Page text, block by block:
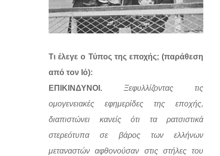
Τι έλεγε ο Τύπος της εποχής; (παράθεση
από τον Ιό):
ΕΠΙΚΙΝΔΥΝΟΙ.
Ξεφυλλίζοντας τις
ομογενειακές εφημερίδες της εποχής,
διαπιστώνει κανείς ότι τα ρατσιστικά
στερεότυπα σε βάρος των ελλήνων
μεταναστών αφθονούσαν στις στήλες του